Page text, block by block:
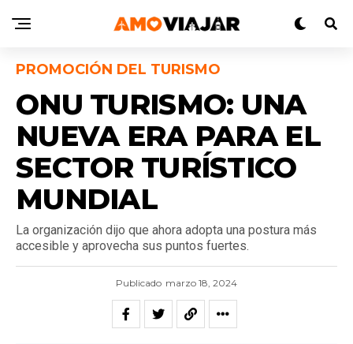
PROMOCIÓN DEL TURISMO
ONU TURISMO: UNA
NUEVA ERA PARA EL
SECTOR TURÍSTICO
MUNDIAL
La organización dijo que ahora adopta una postura más
accesible y aprovecha sus puntos fuertes.
Publicado marzo 18, 2024